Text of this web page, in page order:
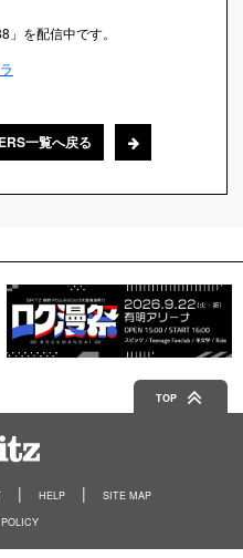
」を配信中です。
一覧へ戻る
TOP
HELP
SITE MAP